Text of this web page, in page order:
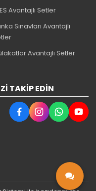
Avantajlı Setler
Sınavları Avantajlı
Avantajlı Setler
TAKIP EDIN